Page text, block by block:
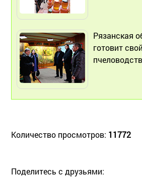
Рязанская
готовит
Количество просмотров: 11772
Поделитесь с друзьями: